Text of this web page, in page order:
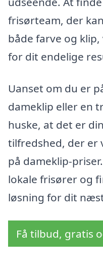
frisørteam, der
både farve og
for dit endelige
Uanset om du er
dameklip eller en
huske, at det er
tilfredshed, der er
på dameklip-
lokale frisører og
løsning for dit
Få tilbud, gratis